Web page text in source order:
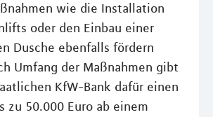
wie die Installation
oder den Einbau einer
Dusche ebenfalls fördern
Umfang der Maßnahmen gibt
KfW-Bank dafür einen
zu 50.000 Euro ab einem